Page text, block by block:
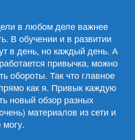
19.06.24
в любом деле важнее
В обучении и в развитии
в день, но каждый день. А
привычка, можно
обороты. Так что главное
как я. Привык каждую
новый обзор разных
материалов из сети и